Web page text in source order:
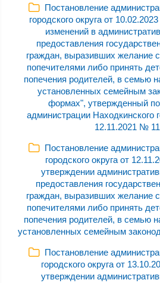
Постановление
городского округа от
изменений в
предоставления
граждан, выразивших желание
попечителями либо принять
попечения родителей, в семью
установленных семейным
формах", утвержденный
администрации Находкинского
12.11.2021 №
Постановление
городского округа от
утверждении
предоставления
граждан, выразивших желание
попечителями либо принять
попечения родителей, в семью
установленных семейным
Постановление
городского округа от
утверждении